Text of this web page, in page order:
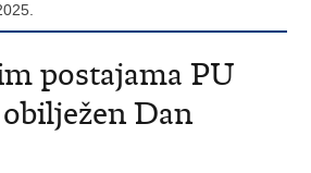
postajama PU
Dan